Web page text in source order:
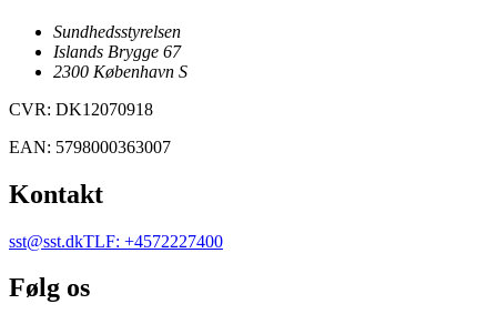
Sundhedsstyrelsen
Islands Brygge 67
2300 København S
CVR: DK12070918
EAN: 5798000363007
Kontakt
sst@sst.dkTLF: +4572227400
Følg os